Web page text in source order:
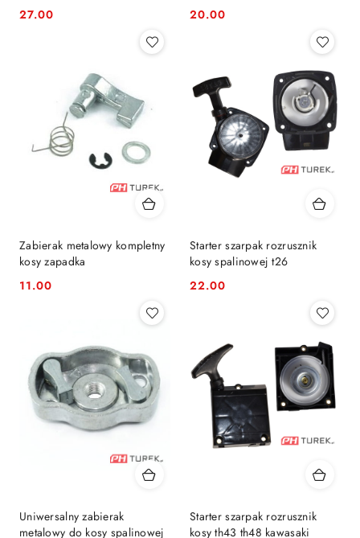
Cena:
27.00 Cena:
20.00
Zabierak metalowy kompletny
kosy zapadka
Cena:
11.00
Starter szarpak rozrusznik
kosy spalinowej t26
Cena:
22.00
Uniwersalny zabierak
metalowy do kosy spalinowej
Starter szarpak rozrusznik
kosy th43 th48 kawasaki